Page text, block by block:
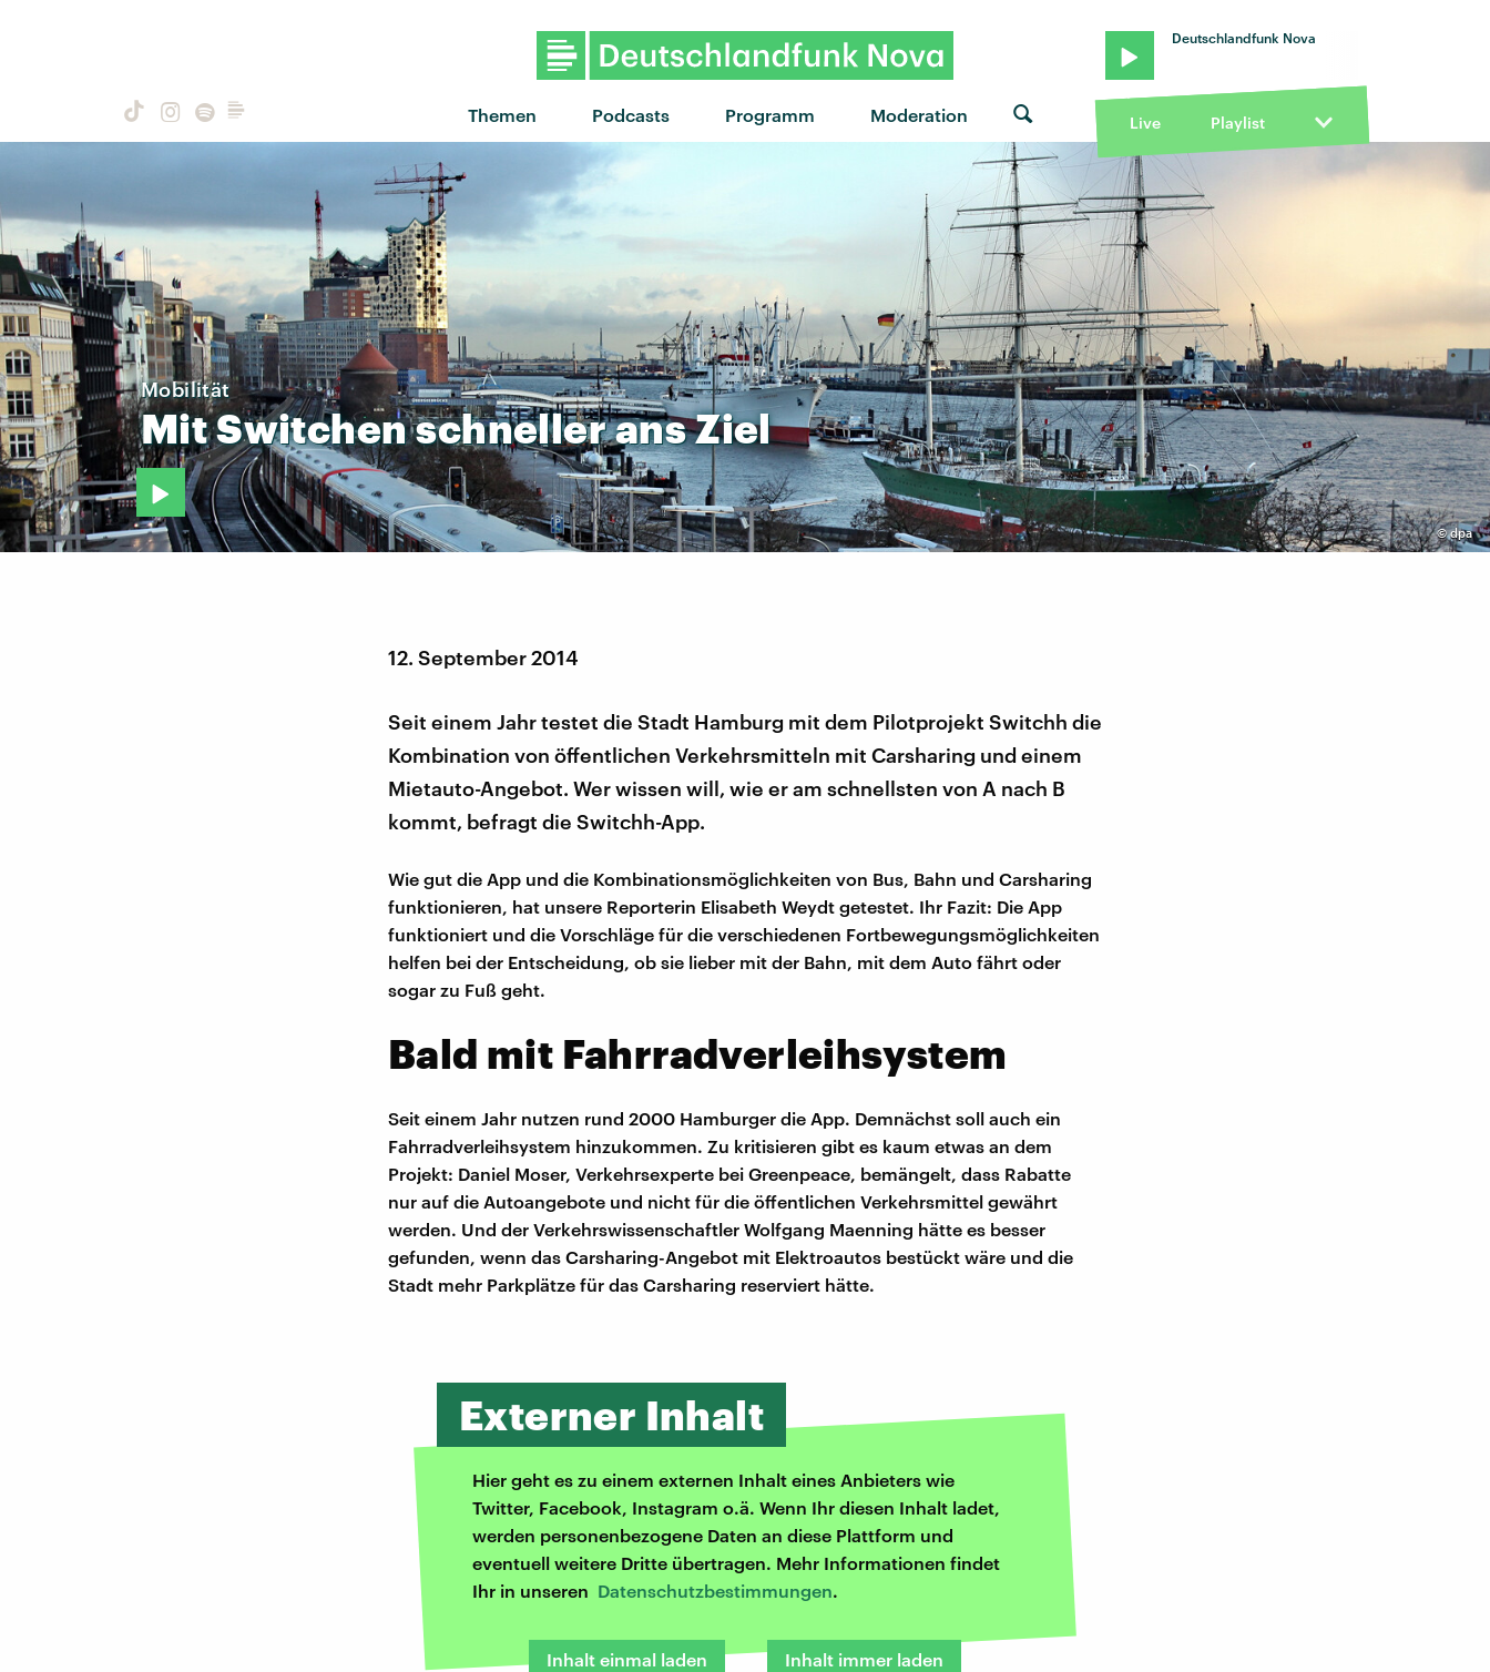
Themen Podcasts Programm Moderation
Deutschlandfunk Nova
Live Playlist
©dpa
Mobilität
MitSwitchenschnelleransZiel
12. September 2014
Seit einem Jahr testet die Stadt Hamburg mit dem Pilotprojekt Switchh die
Kombination von öffentlichen Verkehrsmitteln mit Carsharing und einem
Mietauto-Angebot. Wer wissen will, wie er am schnellsten von A nach B
kommt, befragt die Switchh-App.
Wie gut die App und die Kombinationsmöglichkeiten von Bus, Bahn und Carsharing
funktionieren, hat unsere Reporterin Elisabeth Weydt getestet. Ihr Fazit: Die App
funktioniert und die Vorschläge für die verschiedenen Fortbewegungsmöglichkeiten
helfen bei der Entscheidung, ob sie lieber mit der Bahn, mit dem Auto fährt oder
sogar zu Fuß geht.
Bald mit Fahrradverleihsystem
Seit einem Jahr nutzen rund 2000 Hamburger die App. Demnächst soll auch ein
Fahrradverleihsystem hinzukommen. Zu kritisieren gibt es kaum etwas an dem
Projekt: Daniel Moser, Verkehrsexperte bei Greenpeace, bemängelt, dass Rabatte
nur auf die Autoangebote und nicht für die öffentlichen Verkehrsmittel gewährt
werden. Und der Verkehrswissenschaftler Wolfgang Maenning hätte es besser
gefunden, wenn das Carsharing-Angebot mit Elektroautos bestückt wäre und die
Stadt mehr Parkplätze für das Carsharing reserviert hätte.
Externer Inhalt
Hier geht es zu einem externen Inhalt eines Anbieters wie
Twitter, Facebook, Instagram o.ä. Wenn Ihr diesen Inhalt ladet,
werden personenbezogene Daten an diese Plattform und
eventuell weitere Dritte übertragen. Mehr Informationen findet
Ihr in unseren Datenschutzbestimmungen.
Inhalt einmal laden Inhalt immer laden